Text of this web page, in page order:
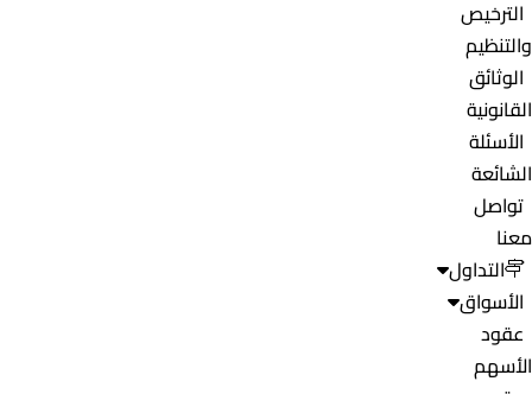
الترخيص
والتنظيم
الوثائق
القانونية
الأسئلة
الشائعة
تواصل
معنا
التداول
الأسواق
عقود
الأسهم